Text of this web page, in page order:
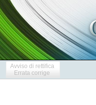
Avviso di rettifica
Errata corrige